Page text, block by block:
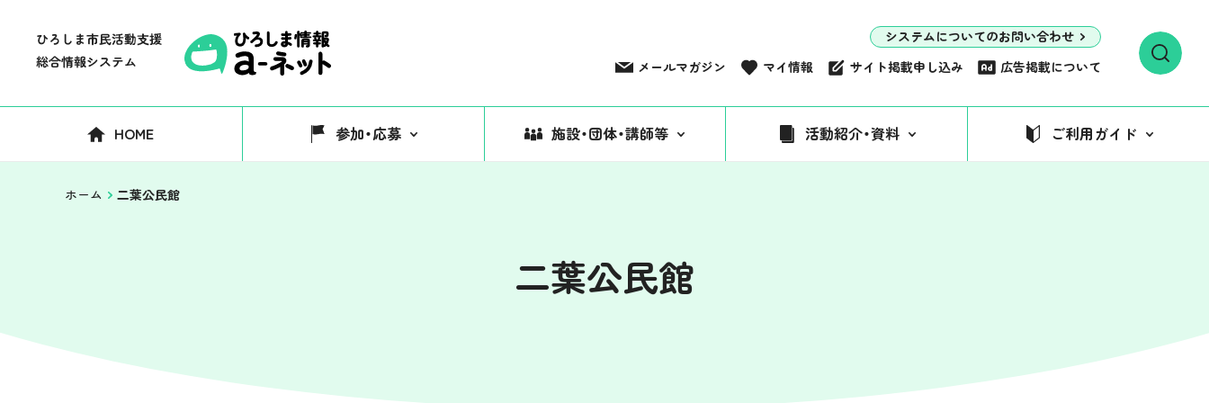
システムについてのお問い合わせ
メールマガジン マイ情報 サイト掲載申し込み 広告掲載について
HOME 参加・応募 施設・団体・講師等 活動紹介・資料 ご利用ガイド
ホーム 二葉公民館
二葉公民館